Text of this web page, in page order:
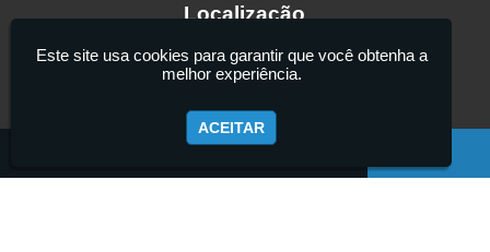
Localização
Rua Samurais, 27 - Vila Maria Alta - São
Paulo / SP - CEP: 02130-080
Este site usa cookies para garantir que você obtenha a
melhor experiência.
ACEITAR